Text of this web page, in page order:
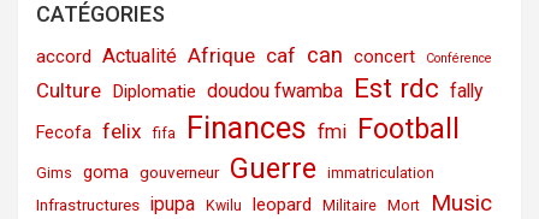
CATÉGORIES
accord Actualité Afrique caf can concert Conférence
Culture Diplomatie doudou fwamba Est rdc fally
Fecofa felix fifa Finances fmi Football
Gims goma gouverneur Guerre immatriculation
Infrastructures ipupa Kwilu leopard Militaire Mort Music